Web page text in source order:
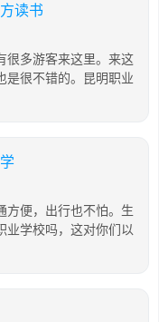
读书
很多游客来这里。来这
是很不错的。昆明职业
方便，出行也不怕。生
业学校吗，这对你们以